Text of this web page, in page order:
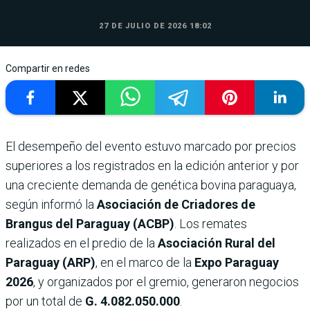
27 DE JULIO DE 2026 18:02
Compartir en redes
El desempeño del evento estuvo marcado por precios
superiores a los registrados en la edición anterior y por
una creciente demanda de genética bovina paraguaya,
según informó la Asociación de Criadores de
Brangus del Paraguay (ACBP) . Los remates
realizados en el predio de la Asociación Rural del
Paraguay (ARP), en el marco de la Expo Paraguay
2026, y organizados por el gremio, generaron negocios
por un total de G. 4.082.050.000